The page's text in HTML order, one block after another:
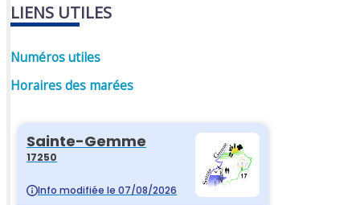
LIENS UTILES
Numéros utiles
Horaires des marées